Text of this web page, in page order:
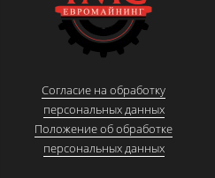
Согласие на обработку
персональных данных
Положение об обработке
персональных данных